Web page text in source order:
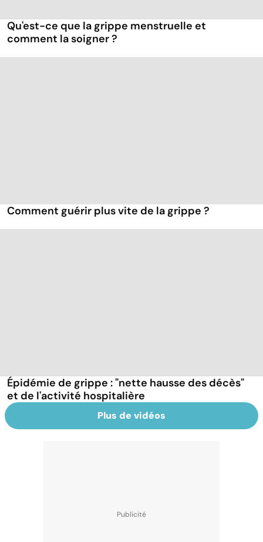
Qu'est-ce que la grippe menstruelle et
comment la soigner ?
Comment guérir plus vite de la grippe ?
Épidémie de grippe : "nette hausse des décès"
et de l'activité hospitalière
Plus de vidéos